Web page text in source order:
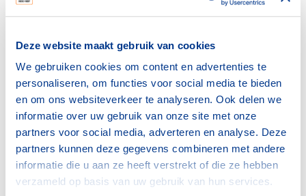
Deze website maakt gebruik van cookies
We gebruiken cookies om content en advertenties te
personaliseren, om functies voor social media te bieden
en om ons websiteverkeer te analyseren. Ook delen we
informatie over uw gebruik van onze site met onze
partners voor social media, adverteren en analyse. Deze
partners kunnen deze gegevens combineren met andere
informatie die u aan ze heeft verstrekt of die ze hebben
verzameld op basis van uw gebruik van hun services.
internationale druk. Aan de vierde Spelen deden ruim
Opvallend was het ontbreken van vrouwen in de
Nederlandse ploeg. Ondanks het grote aantal
presteerde ons land matig en bleef het resultaat beperkt
tot twee bronzen medailles.
In Londen manifesteerden zich tegenstellingen tussen
Amerikanen en Britten. Zo betichtten de Amerikanen de